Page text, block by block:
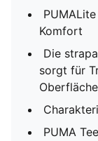
Komfort
Die
sorgt für
PUMA